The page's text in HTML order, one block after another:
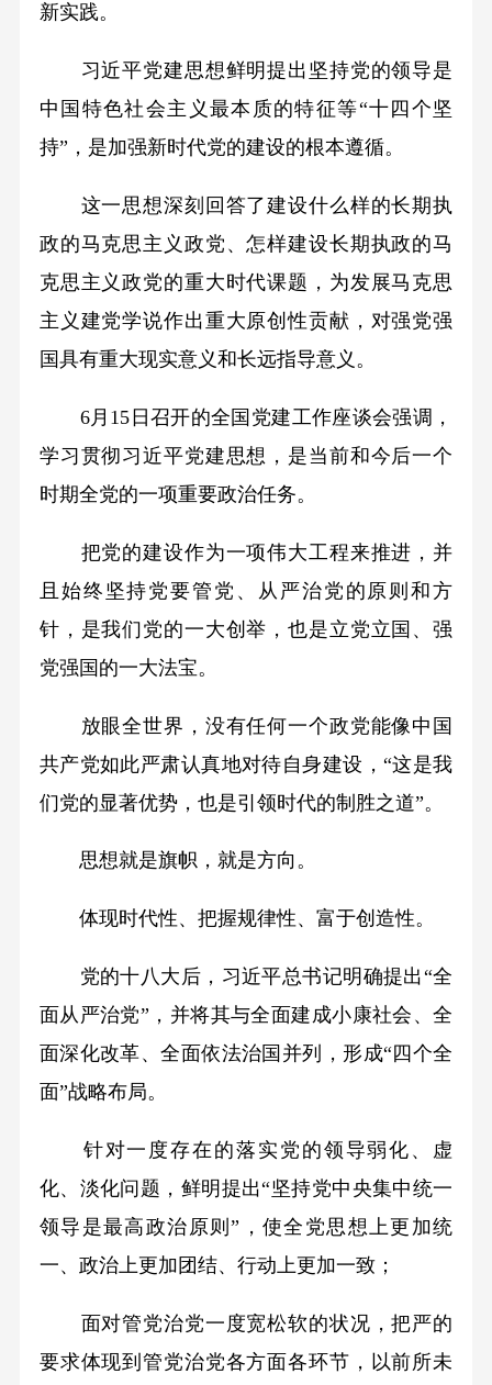
新实践。
习近平党建思想鲜明提出坚持党的领导是
中国特色社会主义最本质的特征等“十四个坚
持”，是加强新时代党的建设的根本遵循。
这一思想深刻回答了建设什么样的长期执
政的马克思主义政党、怎样建设长期执政的马
克思主义政党的重大时代课题，为发展马克思
主义建党学说作出重大原创性贡献，对强党强
国具有重大现实意义和长远指导意义。
6月15日召开的全国党建工作座谈会强调，
学习贯彻习近平党建思想，是当前和今后一个
时期全党的一项重要政治任务。
把党的建设作为一项伟大工程来推进，并
且始终坚持党要管党、从严治党的原则和方
针，是我们党的一大创举，也是立党立国、强
党强国的一大法宝。
放眼全世界，没有任何一个政党能像中国
共产党如此严肃认真地对待自身建设，“这是我
们党的显著优势，也是引领时代的制胜之道”。
思想就是旗帜，就是方向。
体现时代性、把握规律性、富于创造性。
党的十八大后，习近平总书记明确提出“全
面从严治党”，并将其与全面建成小康社会、全
面深化改革、全面依法治国并列，形成“四个全
面”战略布局。
针对一度存在的落实党的领导弱化、虚
化、淡化问题，鲜明提出“坚持党中央集中统一
领导是最高政治原则”，使全党思想上更加统
一、政治上更加团结、行动上更加一致；
面对管党治党一度宽松软的状况，把严的
要求体现到管党治党各方面各环节，以前所未